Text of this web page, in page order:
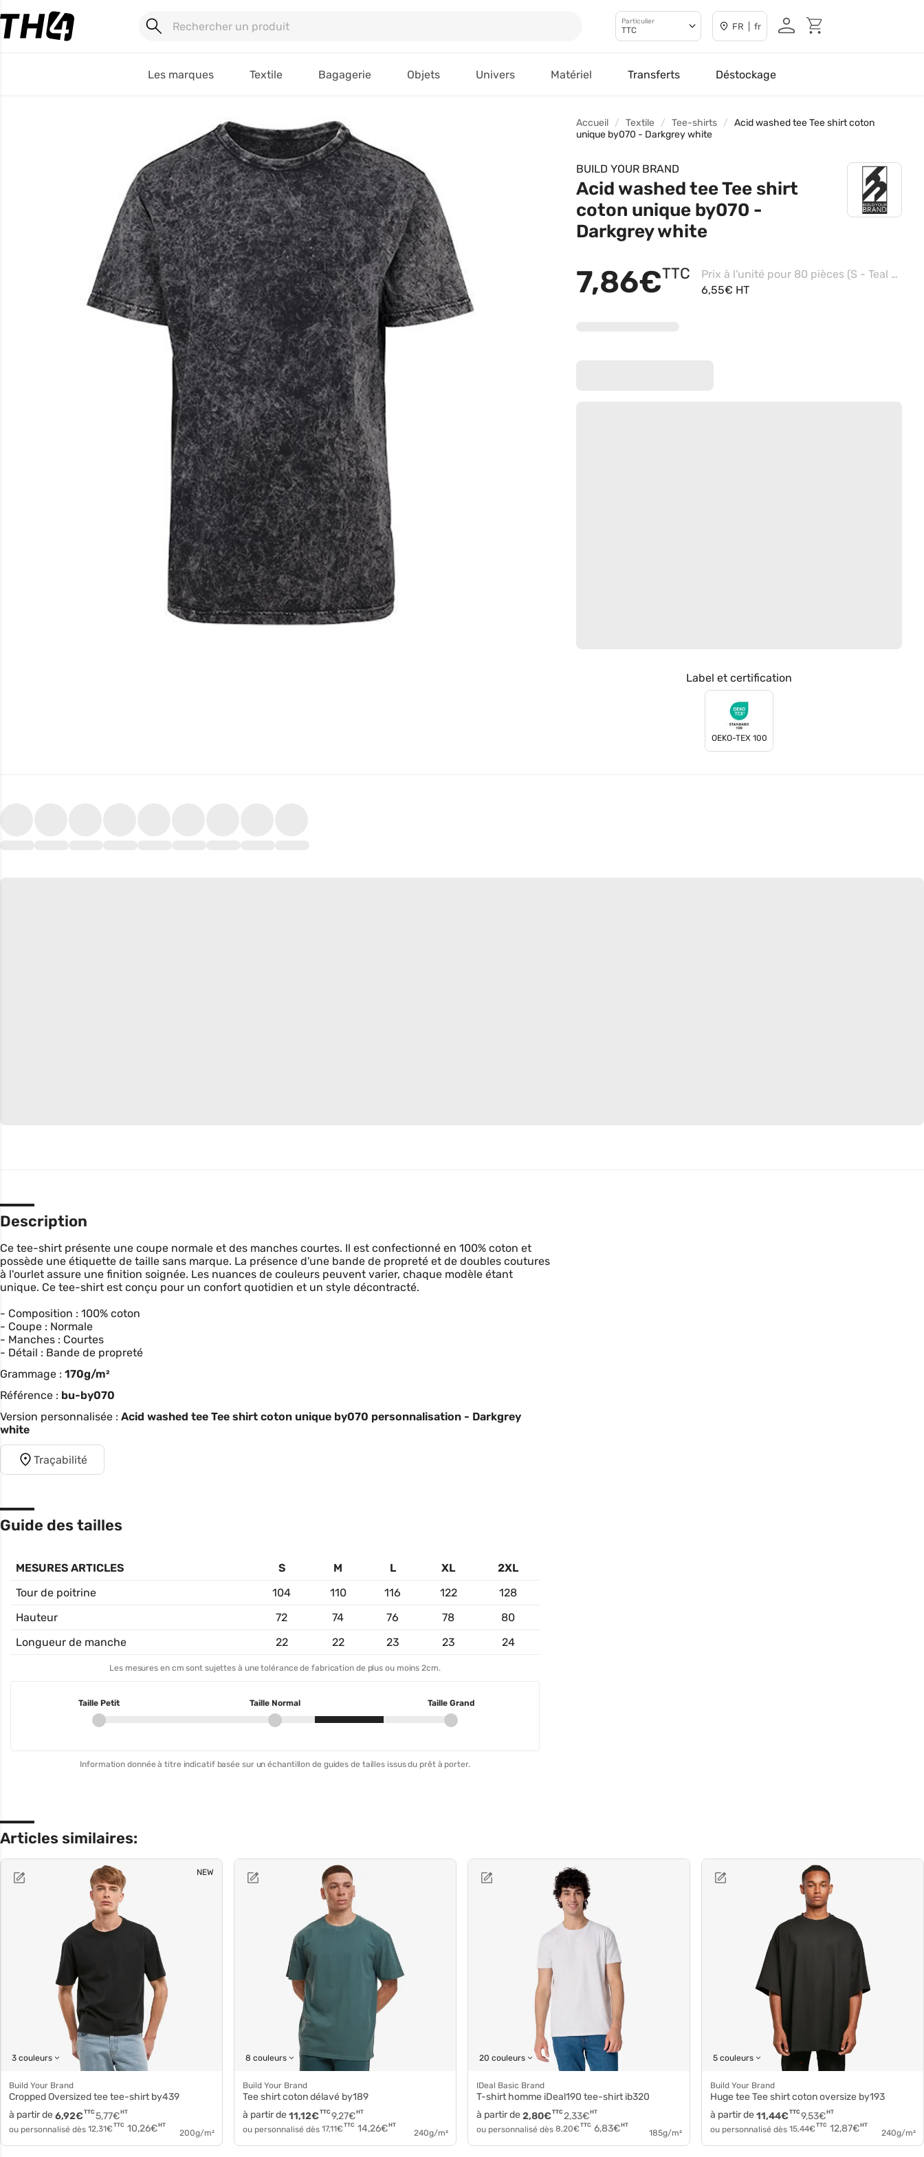
Particulier
TTC FR | fr
Les marques Textile Bagagerie Objets Univers Matériel Transferts Déstockage
Accueil Textile Tee-shirts
Acid washed tee Tee shirt coton
unique by070 - Darkgrey white
BUILD YOUR BRAND
Acid washed tee Tee shirt
coton unique by070 -
Darkgrey white
7,86€TTC
Prix à l'unité pour 80 pièces (S - Teal Black)
6,55€ HT
Label et certification
OEKO-TEX 100
Description
Ce tee-shirt présente une coupe normale et des manches courtes. Il est confectionné en 100% coton et
possède une étiquette de taille sans marque. La présence d'une bande de propreté et de doubles coutures
à l'ourlet assure une finition soignée. Les nuances de couleurs peuvent varier, chaque modèle étant
unique. Ce tee-shirt est conçu pour un confort quotidien et un style décontracté.
- Composition : 100% coton
- Coupe : Normale
- Manches : Courtes
- Détail : Bande de propreté
Grammage : 170g/m²
Référence : bu-by070
Version personnalisée : Acid washed tee Tee shirt coton unique by070 personnalisation - Darkgrey
white
Traçabilité
Guide des tailles
MESURES ARTICLES S M L XL
2XL
Tour de poitrine
104 110 116 122
128
Hauteur
72 74 76 78
80
Longueur de manche
22 22 23 23 24
Les mesures en cm sont sujettes à une tolérance de fabrication de plus ou moins 2cm.
Taille Petit Taille Normal Taille Grand
Information donnée à titre indicatif basée sur un échantillon de guides de tailles issus du prêt à porter.
Articles similaires:
NEW
3 couleurs
Build Your Brand
Cropped Oversized tee tee-shirt by439
à partir de
5,77€HT
6,92€ TTC
ou personnalisé dès 12,31€ TTC 10,26€HT
200g/m²
8 couleurs
Build Your Brand
Tee shirt coton délavé by189
à partir de
9,27€HT
11,12€ TTC
ou personnalisé dès 17,11€ TTC 14,26€HT
240g/m²
20 couleurs
iDeal Basic Brand
T-shirt homme iDeal190 tee-shirt ib320
à partir de
2,33€HT
2,80€ TTC
ou personnalisé dès 8,20€ TTC 6,83€HT
185g/m²
5 couleurs
Build Your Brand
Huge tee Tee shirt coton oversize by193
à partir de
9,53€HT
11,44€ TTC
ou personnalisé dès 15,44€ TTC 12,87€HT
240g/m²